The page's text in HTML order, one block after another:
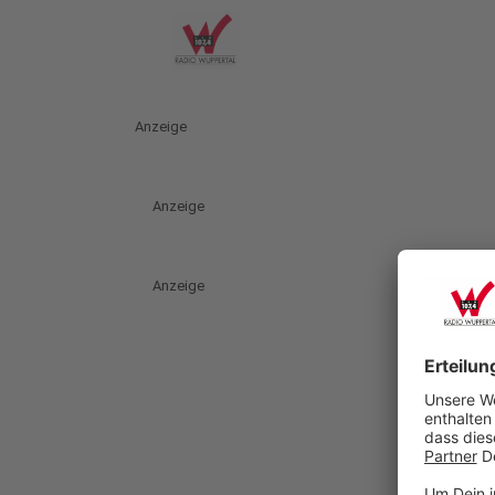
Anzeige
Anzeige
Anzeige